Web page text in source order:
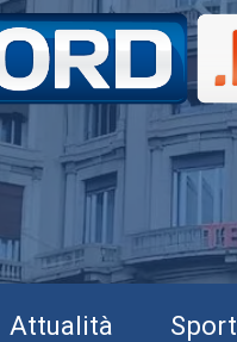
Attualità Sport